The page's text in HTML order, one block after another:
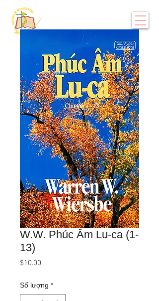
W.W. Phúc Âm Lu-ca (1-
13)
$10.00
Số lượng *